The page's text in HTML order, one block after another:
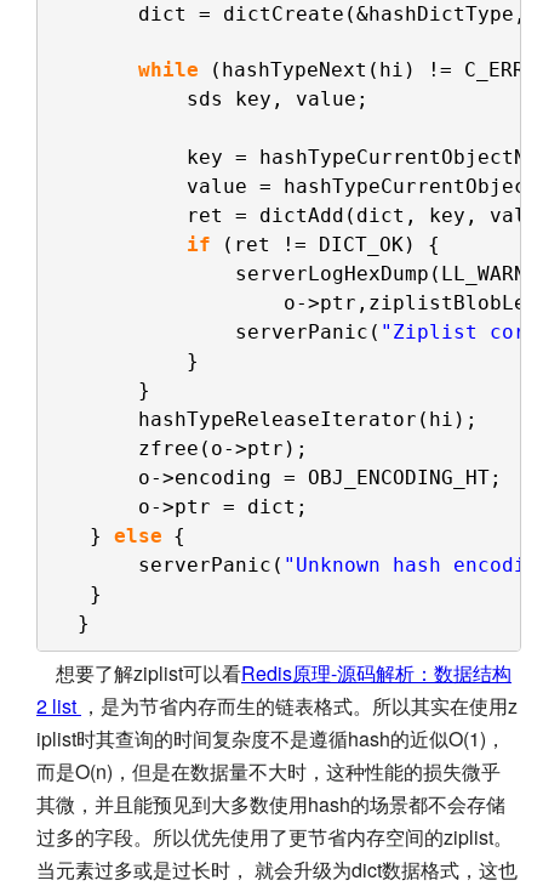
dict = dictCreate(&hashDictType,
while
(hashTypeNext(hi) !=
sds key, value;
key =
value =
ret = dictAdd(dict, key,
if
(ret != DICT_OK) {
o-
serverPanic( "Ziplist
}
}
hashTypeReleaseIterator(hi);
zfree(o->ptr);
o->encoding = OBJ_ENCODING_HT;
o->ptr = dict;
} else {
serverPanic( "Unknown hash
}
}
想要了解ziplist可以看Redis原理-源码解析：数据结构
2 list ，是为节省内存而生的链表格式。所以其实在使用z
iplist时其查询的时间复杂度不是遵循hash的近似O(1)，
而是O(n)，但是在数据量不大时，这种性能的损失微乎
其微，并且能预见到大多数使用hash的场景都不会存储
过多的字段。所以优先使用了更节省内存空间的ziplist。
当元素过多或是过长时， 就会升级为dict数据格式，这也